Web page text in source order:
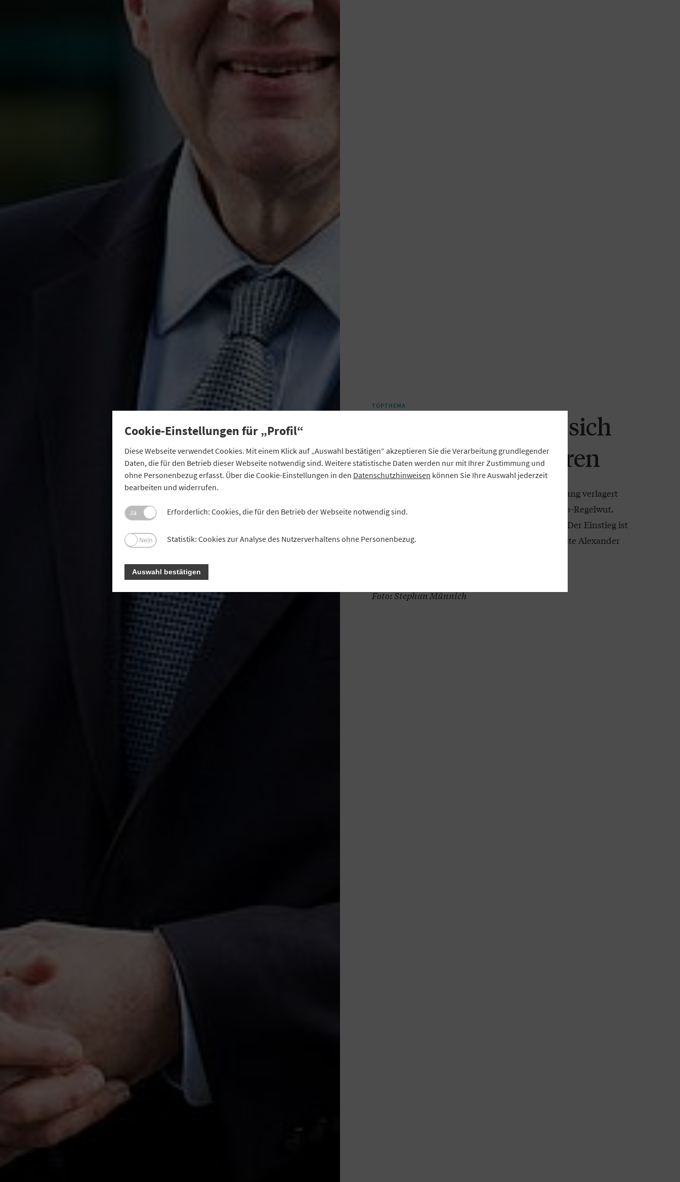
TOPTHEMA
Regulierung muss sich
am Risiko orientieren
Wenn Umweltpolitik in die Finanzmarktregulierung verlagert
wird, drohen politischer Kontrollverlust und Öko-Regelwut.
Die Folgen für die Wirtschaft wären dramatisch. Der Einstieg ist
längst gemacht, warnt der Bundestagsabgeordnete Alexander
Foto: Stephan Münnich
Cookie-Einstellungen für „Profil“
Diese Webseite verwendet Cookies. Mit einem Klick auf „Auswahl bestätigen“ akzeptieren Sie die Verarbeitung grundlegender
Daten, die für den Betrieb dieser Webseite notwendig sind. Weitere statistische Daten werden nur mit Ihrer Zustimmung und
ohne Personenbezug erfasst. Über die Cookie-Einstellungen in den Datenschutzhinweisen können Sie Ihre Auswahl jederzeit
bearbeiten und widerrufen.
Ja Erforderlich: Cookies, die für den Betrieb der Webseite notwendig sind.
Nein Statistik: Cookies zur Analyse des Nutzerverhaltens ohne Personenbezug.
Auswahl bestätigen